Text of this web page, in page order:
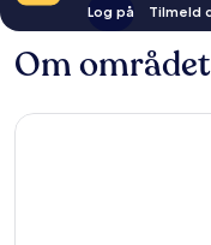
Log på Tilmeld
Om området